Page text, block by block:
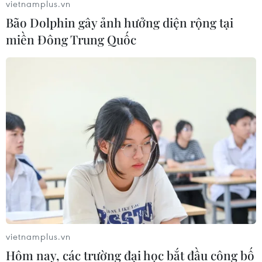
Brazil hủy lệnh cấm trồng mía ở rừng
nhiệt đới Amazon
07/11/2019 08:21
Theo chính phủ, động thái này được đưa ra do sắc lệnh
năm 2009 đã lỗi thời và có nhiều văn bản pháp luật
khác như luật quản lý rừng mới và chương trình
RenovaBio giám sát lĩnh vực này hiệu quả hơn
vietnamplus.vn
Bão Dolphin gây ảnh hưởng diện rộng tại
miền Đông Trung Quốc
vietnamplus.vn
Hôm nay, các trường đại học bắt đầu công bố